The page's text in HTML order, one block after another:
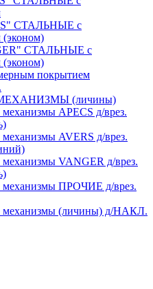
СТАЛЬНЫЕ с
СТАЛЬНЫЕ с
покрытием
(личины)
APECS д/врез.
AVERS д/врез.
VANGER д/врез.
ПРОЧИЕ д/врез.
механизмы (личины) д/НАКЛ.